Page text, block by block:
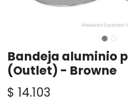
Bandeja aluminio
(Outlet) - Browne
$ 14.103